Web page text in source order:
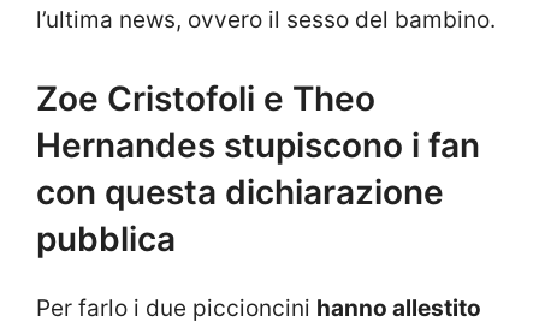
l’ultima news, ovvero il sesso del bambino.
Zoe Cristofoli e Theo
Hernandes stupiscono i fan
con questa dichiarazione
pubblica
Per farlo i due piccioncini hanno allestito